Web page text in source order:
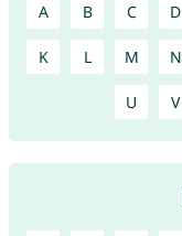
A B C D
K L M N
U V